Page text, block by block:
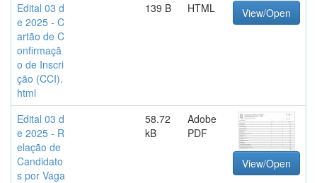
Edital 03 d
e 2025 - C
artão de C
onfirmaçã
o de Inscri
ção (CCI).
html
139 B HTML View/Open
Edital 03 d
e 2025 - R
elação de
Candidato
s por Vaga
58.72
kB
Adobe
PDF
View/Open